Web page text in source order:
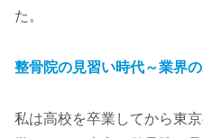
た。
整骨院の見習い時代～業界
私は高校を卒業してから東